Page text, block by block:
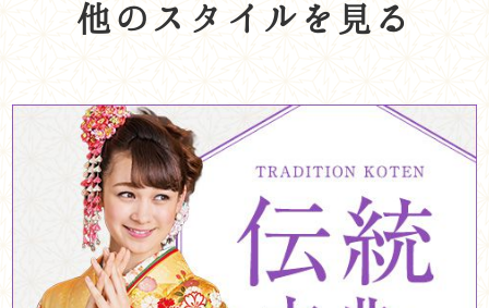
他のスタイルを見る